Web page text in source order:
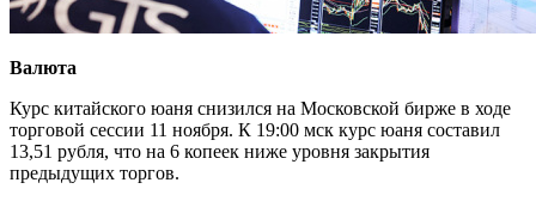
Валюта
Курс китайского юаня снизился на Московской бирже в ходе
торговой сессии 11 ноября. К 19:00 мск курс юаня составил
13,51 рубля, что на 6 копеек ниже уровня закрытия
предыдущих торгов.